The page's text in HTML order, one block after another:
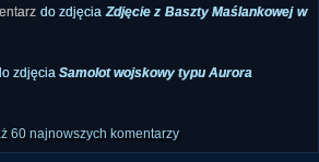
KSIĄŻKI